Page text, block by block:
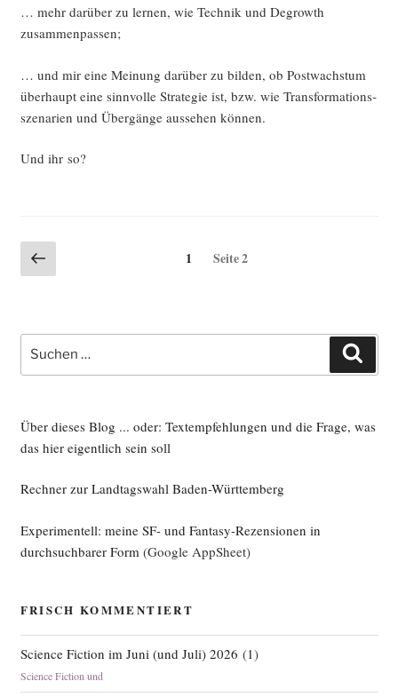
… mehr dar­über zu ler­nen, wie Tech­nik und Degrowth
zusammenpassen;
… und mir eine Mei­nung dar­über zu bil­den, ob Post­wachs­tum
über­haupt eine sinn­vol­le Stra­te­gie ist, bzw. wie Trans­for­ma­ti­ons­
sze­na­ri­en und Über­gän­ge aus­se­hen können.
Und ihr so?
Seitennummerierung
der
Vorherige
Seite
Seite
1 Seite2
Suche
nach:
Über dieses Blog ... oder: Textempfehlungen und die Frage, was
das hier eigentlich sein soll
Rechner zur Landtagswahl Baden-Württemberg
Experimentell: meine SF- und Fantasy-Rezensionen in
durchsuchbarer Form (Google AppSheet)
FRISCH KOMMENTIERT
Science Fiction im Juni (und Juli) 2026 (1)
Science Fiction und